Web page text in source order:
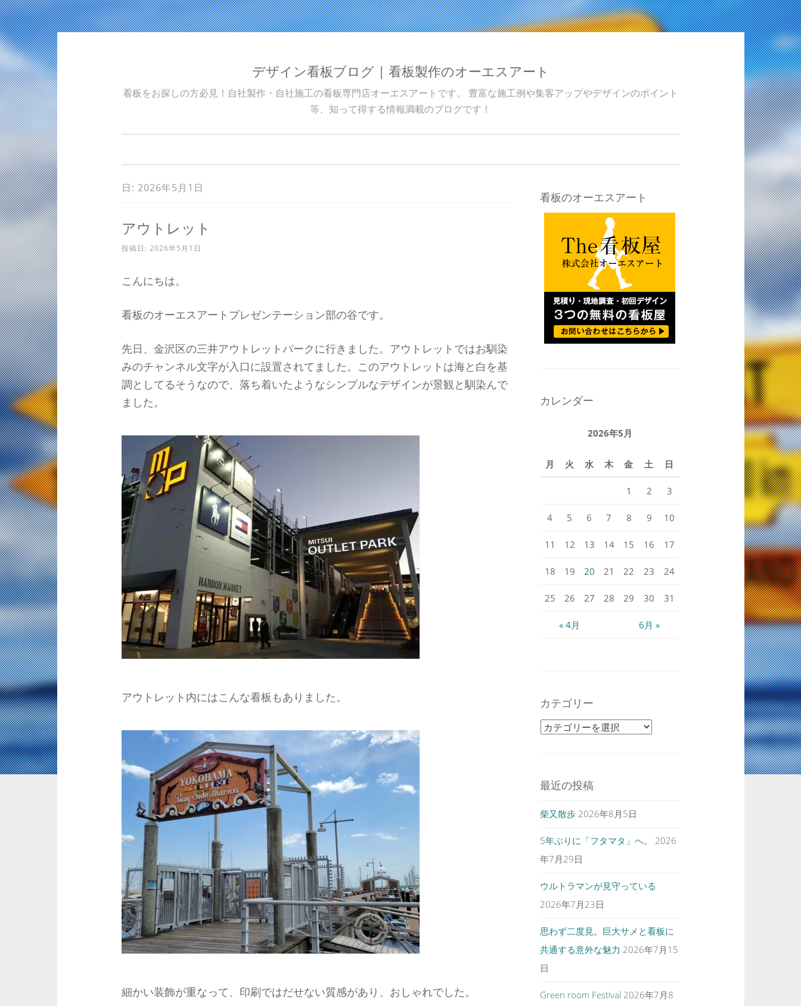
デザイン看板ブログ | 看板製作のオーエスアート
看板をお探しの方必見！自社製作・自社施工の看板専門店オーエスアートです。 豊富な施工例や集客アップやデザインのポイント
等、知って得する情報満載のブログです！
日: 2026年5月1日
アウトレット
投稿日: 2026年5月1日
こんにちは。
看板のオーエスアートプレゼンテーション部の谷です。
先日、金沢区の三井アウトレットパークに行きました。アウトレットではお馴染
みのチャンネル文字が入口に設置されてました。このアウトレットは海と白を基
調としてるそうなので、落ち着いたようなシンプルなデザインが景観と馴染んで
ました。
アウトレット内にはこんな看板もありました。
細かい装飾が重なって、印刷ではだせない質感があり、おしゃれでした。
看板のオーエスアート
カレンダー
2026年5月
月 火 水 木 金 土 日
« 4月 6月 »
1 2 3
4 5 6 7 8 9 10
11 12 13 14 15 16 17
18 19 20 21 22 23 24
25 26 27 28 29 30 31
カテゴリー
カテゴリー
最近の投稿
柴又散歩 2026年8月5日
5年ぶりに「フタマタ」へ。
2026
年7月29日
ウルトラマンが見守っている
2026年7月23日
思わず二度見。巨大サメと看板に
共通する意外な魅力 2026年7月15
日
Green room Festival 2026年7月8